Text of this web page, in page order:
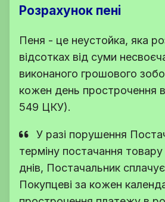
Розрахунок пені
Пеня - це неустойка, яка
відсотках від суми
виконаного грошового
кожен день прострочення
549 ЦКУ).
У разі порушення
терміну постачання
днів, Постачальник
Покупцеві за кожен